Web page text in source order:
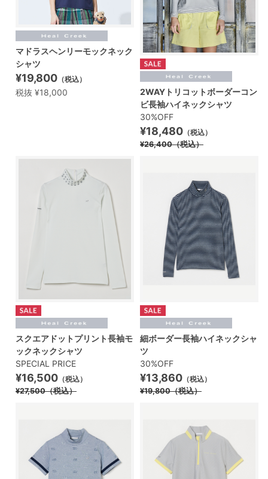
マドラスヘンリーモックネック
シャツ
¥19,800 （税込）
税抜 ¥18,000
2WAYトリコットボーダーコン
ビ長袖ハイネックシャツ
30%OFF
¥18,480 （税込）
¥26,400（税込）
スクエアドットプリント長袖モ
ックネックシャツ
SPECIAL PRICE
¥16,500 （税込）
¥27,500（税込）
細ボーダー長袖ハイネックシャ
ツ
30%OFF
¥13,860 （税込）
¥19,800（税込）